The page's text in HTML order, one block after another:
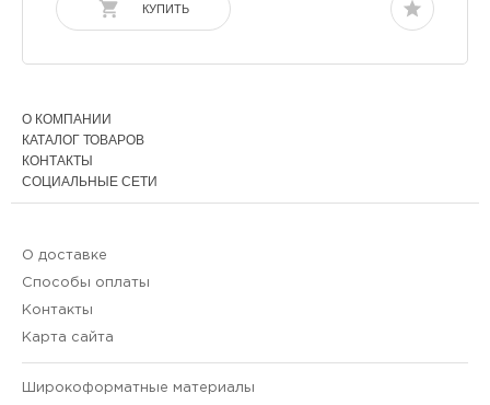
КУПИТЬ
О КОМПАНИИ
КАТАЛОГ ТОВАРОВ
КОНТАКТЫ
СОЦИАЛЬНЫЕ СЕТИ
О доставке
Способы оплаты
Контакты
Карта сайта
Широкоформатные материалы